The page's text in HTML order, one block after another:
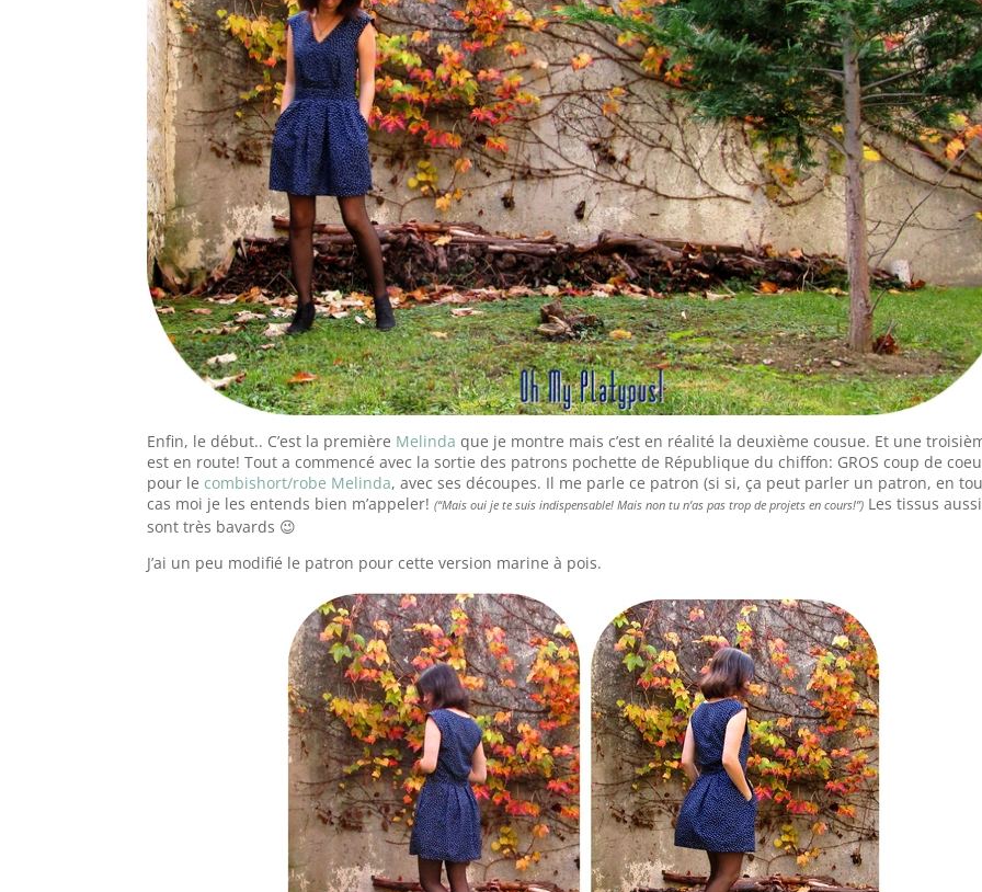
Enfin, le début.. C’est la première Melinda que je montre mais c’est en réalité la deuxième cousue. Et une
est en route! Tout a commencé avec la sortie des patrons pochette de République du chiffon: GROS coup de
pour le combishort/robe Melinda, avec ses découpes. Il me parle ce patron (si si, ça peut parler un patron, en
cas moi je les entends bien m’appeler!(“Mais oui je te suis indispensable! Mais non tu n’as pas trop de projets en cours!”) Les tissus aussi
sont très bavards 😉
J’ai un peu modifié le patron pour cette version marine à pois.